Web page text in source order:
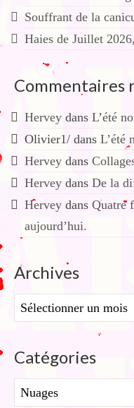
Souffrant de la
Haies de Juillet
Commentaires
Hervey dans L’été
Olivier1/ dans L’été
Hervey dans
Hervey dans De la
Hervey dans Quatre
aujourd’hui.
Archives
Archives
Catégories
Catégories